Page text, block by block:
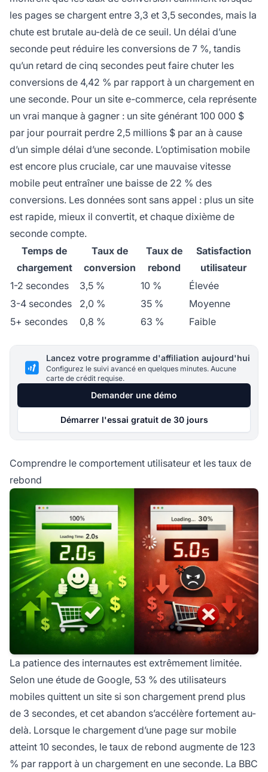
les pages se chargent entre 3,3 et 3,5 secondes, mais la
chute est brutale au-delà de ce seuil. Un délai d’une
seconde peut réduire les conversions de 7 %, tandis
qu’un retard de cinq secondes peut faire chuter les
conversions de 4,42 % par rapport à un chargement en
une seconde. Pour un site e-commerce, cela représente
un vrai manque à gagner : un site générant 100 000 $
par jour pourrait perdre 2,5 millions $ par an à cause
d’un simple délai d’une seconde. L’optimisation mobile
est encore plus cruciale, car une mauvaise vitesse
mobile peut entraîner une baisse de 22 % des
conversions. Les données sont sans appel : plus un site
est rapide, mieux il convertit, et chaque dixième de
seconde compte.
Temps de
chargement
Taux de
conversion
Taux de
rebond
Satisfaction
utilisateur
1-2 secondes
3,5 % 10 %
Élevée
3-4 secondes
2,0 % 35 %
Moyenne
5+ secondes
0,8 % 63 % Faible
Lancez votre programme d'affiliation aujourd'hui
Configurez le suivi avancé en quelques minutes. Aucune
carte de crédit requise.
Demander une démo
Démarrer l'essai gratuit de 30 jours
Comprendre le comportement utilisateur et les taux de
rebond
La patience des internautes est extrêmement limitée.
Selon une étude de Google, 53 % des utilisateurs
mobiles quittent un site si son chargement prend plus
de 3 secondes, et cet abandon s’accélère fortement au-
delà. Lorsque le chargement d’une page sur mobile
atteint 10 secondes, le taux de rebond augmente de 123
% par rapport à un chargement en une seconde. La BBC